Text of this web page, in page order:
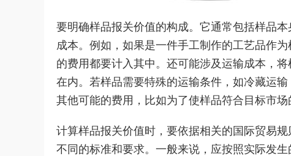
要明确样品报关价值的构成。它通常包括样品
成本。例如，如果是一件手工制作的工艺品作
的费用都要计入其中。还可能涉及运输成本，
在内。若样品需要特殊的运输条件，如冷藏运
其他可能的费用，比如为了使样品符合目标市场
计算样品报关价值时，要依据相关的国际贸易
不同的标准和要求。一般来说，应按照实际发